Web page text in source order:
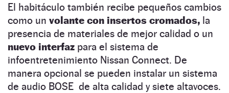
El habitáculo también recibe pequeños cambios
como un volante con insertos cromados, la
presencia de materiales de mejor calidad o un
nuevo interfaz para el sistema de
infoentretenimiento Nissan Connect. De
manera opcional se pueden instalar un sistema
de audio BOSE de alta calidad y siete altavoces.